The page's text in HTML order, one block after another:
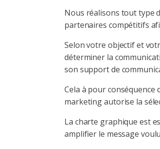
Nous réalisons tout type
partenaires compétitifs
Selon votre objectif et
déterminer la
son support de
Cela à pour conséquence
marketing autorise la
La charte graphique est
amplifier le message